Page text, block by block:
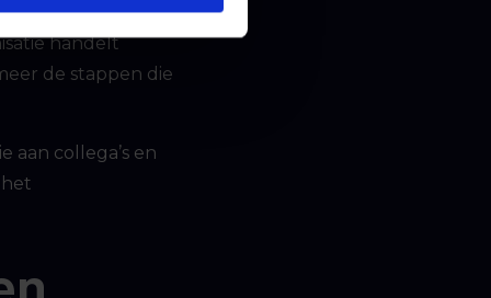
soorten
handelt
de stappen die
aan collega’s en